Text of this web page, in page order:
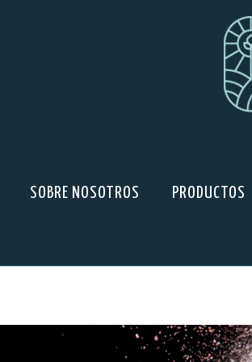
SOBRE NOSOTROS PRODUCTOS